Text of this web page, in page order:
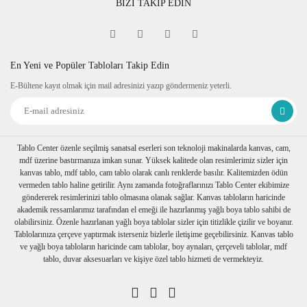
tablo arkasında takılmıştır. Diğerini duvarınıza monte
ederek tablonuzu asabilirsiniz.)
BİZİ TAKİP EDİN
En Yeni ve Popüler Tabloları Takip Edin
E-Bültene kayıt olmak için mail adresinizi yazıp göndermeniz yeterli.
Tablo Center özenle seçilmiş sanatsal eserleri son teknoloji makinalarda kanvas, cam,
mdf üzerine bastırmanıza imkan sunar. Yüksek kalitede olan resimlerimiz sizler için
kanvas tablo, mdf tablo, cam tablo olarak canlı renklerde basılır. Kalitemizden ödün
vermeden tablo haline getirilir. Aynı zamanda fotoğraflarınızı Tablo Center ekibimize
göndererek resimlerinizi tablo olmasına olanak sağlar. Kanvas tabloların haricinde
akademik ressamlarımız tarafından el emeği ile hazırlanmış yağlı boya tablo sahibi de
olabilirsiniz. Özenle hazırlanan yağlı boya tablolar sizler için titizlikle çizilir ve boyanır.
Tablolarınıza çerçeve yaptırmak isterseniz bizlerle iletişime geçebilirsiniz. Kanvas tablo
ve yağlı boya tabloların haricinde cam tablolar, boy aynaları, çerçeveli tablolar, mdf
tablo, duvar aksesuarları ve kişiye özel tablo hizmeti de vermekteyiz.